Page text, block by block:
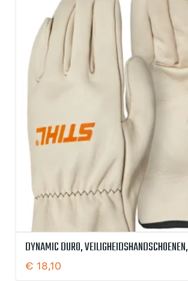
DYNAMIC DURO,
€ 18,10